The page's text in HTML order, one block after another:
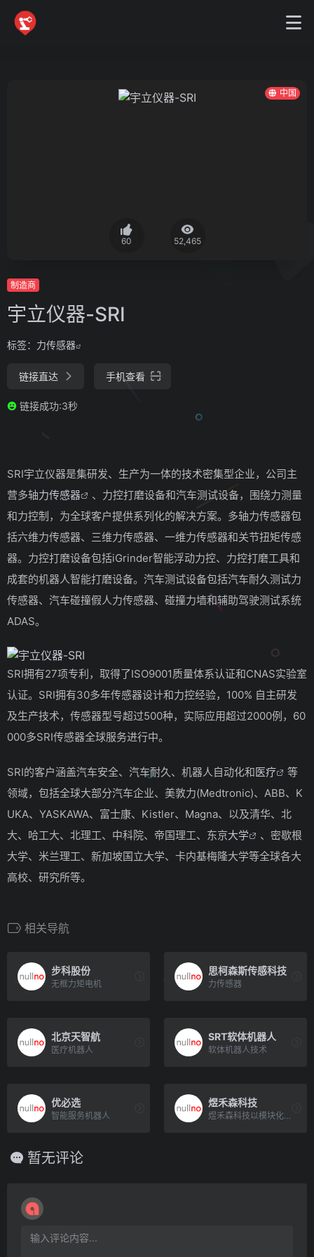
中国
60 52,465
制造商
宇立仪器-SRI
标签： 力传感器
链接直达 手机查看
链接成功:3秒
SRI宇立仪器是集研发、生产为一体的技术密集型企业，公司主
营多轴力传感器
、力控打磨设备和汽车测试设备，围绕力测量
和力控制，为全球客户提供系列化的解决方案。多轴力传感器包
括六维力传感器、三维力传感器、一维力传感器和关节扭矩传感
器。力控打磨设备包括iGrinder智能浮动力控、力控打磨工具和
成套的机器人智能打磨设备。汽车测试设备包括汽车耐久测试力
传感器、汽车碰撞假人力传感器、碰撞力墙和辅助驾驶测试系统
ADAS。
SRI拥有27项专利，取得了ISO9001质量体系认证和CNAS实验室
认证。SRI拥有30多年传感器设计和力控经验，100% 自主研发
及生产技术，传感器型号超过500种，实际应用超过2000例，60
000多SRI传感器全球服务进行中。
SRI的客户涵盖汽车安全、汽车耐久、机器人自动化和医疗
等
领域，包括全球大部分汽车企业、美敦力(Medtronic)、ABB、K
UKA、YASKAWA、富士康、Kistler、Magna、以及清华、北
大、哈工大、北理工、中科院、帝国理工、东京大学
、密歇根
大学、米兰理工、新加坡国立大学、卡内基梅隆大学等全球各大
高校、研究所等。
相关导航
步科股份
无框力矩电机
思柯森斯传感科技
力传感器
北京天智航
医疗机器人
SRT软体机器人
软体机器人技术
优必选
智能服务机器人
煜禾森科技
煜禾森科技以模块化机器人底盘为核心,多年独立自主研发设计。建立室内外全天候多场景模块化移动机器人平台体系。产品[…]
暂无评论